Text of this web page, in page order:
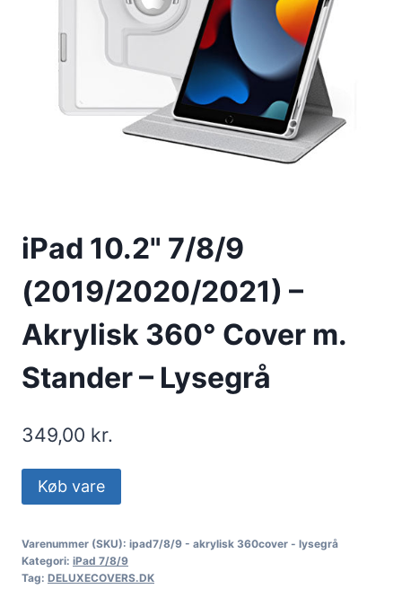
iPad 10.2" 7/8/9
(2019/2020/2021) –
Akrylisk 360° Cover m.
Stander – Lysegrå
349,00 kr.
Køb vare
Varenummer (SKU): ipad7/8/9 - akrylisk 360cover - lysegrå
Kategori: iPad 7/8/9
Tag: DELUXECOVERS.DK